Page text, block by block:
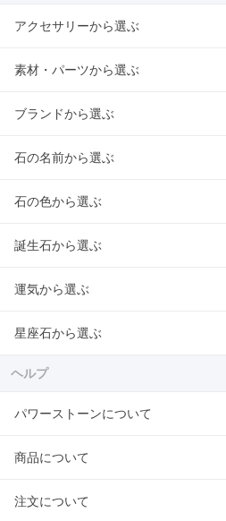
アクセサリーから選ぶ
素材・パーツから選ぶ
ブランドから選ぶ
石の名前から選ぶ
石の色から選ぶ
誕生石から選ぶ
運気から選ぶ
星座石から選ぶ
ヘルプ
パワーストーンについて
商品について
注文について